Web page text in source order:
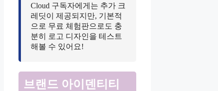
Cloud 구독자에게는 추가 크
레딧이 제공되지만, 기본적
으로 무료 체험판으로도 충
분히 로고 디자인을 테스트
해볼 수 있어요!
브랜드 아이덴티티